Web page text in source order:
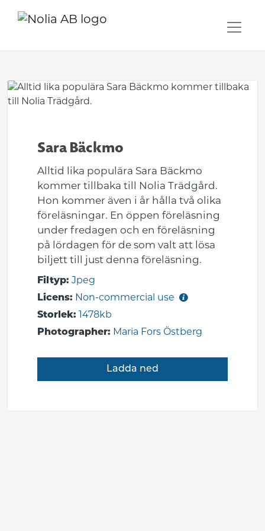
Sara Bäckmo
Alltid lika populära Sara Bäckmo
kommer tillbaka till Nolia Trädgård.
Hon kommer även i år hålla två olika
föreläsningar. En öppen föreläsning
under fredagen och en föreläsning
på lördagen för de som valt att lösa
biljett till just denna föreläsning.
Filtyp: Jpeg
Licens: Non-commercial use
Storlek:
1478kb
Photographer: Maria Fors Östberg
Ladda ned